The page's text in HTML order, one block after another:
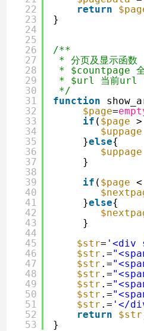
22
23
24
25
26
27
28
29
30
31
32
33
34
35
36
37
38
39
40
41
42
43
44
45
46
47
48
49
50
51
52
53
return
}
/**
* 分页及显示函数
* $countpage 全
* $url 当前url
*/
function
$page=
if ( $page
$uppage
}else{
$uppage
}
if ( $page <
}else{
}
$str= '<div
$str .=
$str .=
$str .=
$str .=
$str .=
$str .= '</
return
$str
}